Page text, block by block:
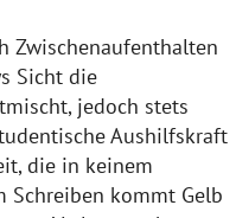
Zwischenaufenthalten
Sicht die
jedoch stets
Aushilfskraft
die in keinem
Schreiben kommt Gelb